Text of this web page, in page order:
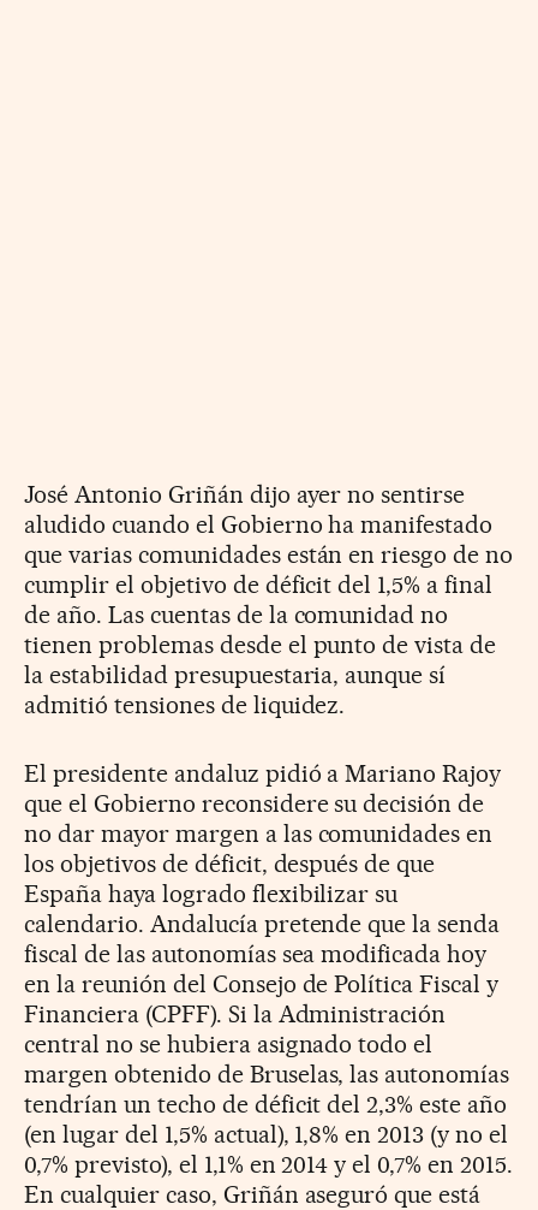
José Antonio Griñán dijo ayer no sentirse
aludido cuando el Gobierno ha manifestado
que varias comunidades están en riesgo de no
cumplir el objetivo de déficit del 1,5% a final
de año. Las cuentas de la comunidad no
tienen problemas desde el punto de vista de
la estabilidad presupuestaria, aunque sí
admitió tensiones de liquidez.
El presidente andaluz pidió a Mariano Rajoy
que el Gobierno reconsidere su decisión de
no dar mayor margen a las comunidades en
los objetivos de déficit, después de que
España haya logrado flexibilizar su
calendario. Andalucía pretende que la senda
fiscal de las autonomías sea modificada hoy
en la reunión del Consejo de Política Fiscal y
Financiera (CPFF). Si la Administración
central no se hubiera asignado todo el
margen obtenido de Bruselas, las autonomías
tendrían un techo de déficit del 2,3% este año
(en lugar del 1,5% actual), 1,8% en 2013 (y no el
0,7% previsto), el 1,1% en 2014 y el 0,7% en 2015.
En cualquier caso, Griñán aseguró que está